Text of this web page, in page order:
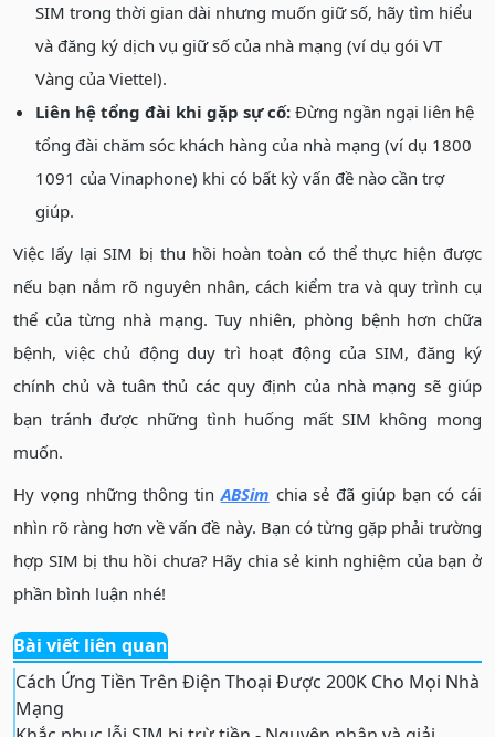
SIM trong thời gian dài nhưng muốn giữ số, hãy tìm hiểu
và đăng ký dịch vụ giữ số của nhà mạng (ví dụ gói VT
Vàng của Viettel).
Liên hệ tổng đài khi gặp sự cố: Đừng ngần ngại liên hệ
tổng đài chăm sóc khách hàng của nhà mạng (ví dụ 1800
1091 của Vinaphone) khi có bất kỳ vấn đề nào cần trợ
giúp.
Việc lấy lại SIM bị thu hồi hoàn toàn có thể thực hiện được
nếu bạn nắm rõ nguyên nhân, cách kiểm tra và quy trình cụ
thể của từng nhà mạng. Tuy nhiên, phòng bệnh hơn chữa
bệnh, việc chủ động duy trì hoạt động của SIM, đăng ký
chính chủ và tuân thủ các quy định của nhà mạng sẽ giúp
bạn tránh được những tình huống mất SIM không mong
muốn.
Hy vọng những thông tinABSim chia sẻ đã giúp bạn có cái
nhìn rõ ràng hơn về vấn đề này. Bạn có từng gặp phải trường
hợp SIM bị thu hồi chưa? Hãy chia sẻ kinh nghiệm của bạn ở
phần bình luận nhé!
Bài viết liên quan
Cách Ứng Tiền Trên Điện Thoại Được 200K Cho Mọi Nhà
Mạng